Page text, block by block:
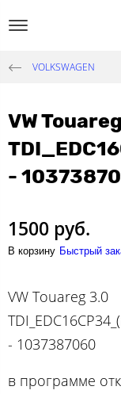
VOLKSWAGEN
VW
-
1500 руб.
В корзину Быстрый
VW Touareg 3.0
- 1037387060
в программе